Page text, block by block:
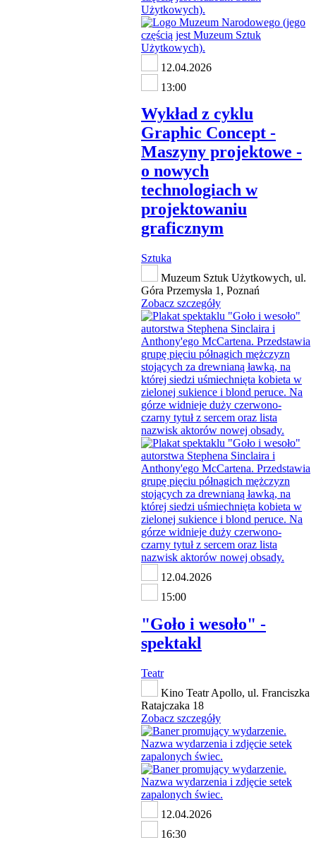
12.04.2026
13:00
Wykład z cyklu
Graphic Concept -
Maszyny projektowe -
o nowych
technologiach w
projektowaniu
graficznym
Sztuka
Muzeum Sztuk Użytkowych, ul.
Góra Przemysła 1, Poznań
Zobacz szczegóły
12.04.2026
15:00
"Goło i wesoło" -
spektakl
Teatr
Kino Teatr Apollo, ul. Franciszka
Ratajczaka 18
Zobacz szczegóły
12.04.2026
16:30